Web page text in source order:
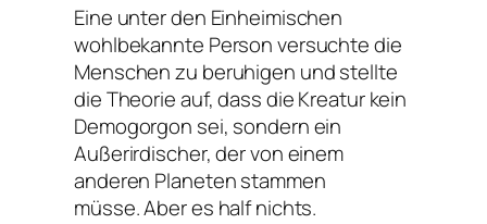
Eine unter den Einheimischen
wohlbekannte Person versuchte die
Menschen zu beruhigen und stellte
die Theorie auf, dass die Kreatur kein
Demogorgon sei, sondern ein
Außerirdischer, der von einem
anderen Planeten stammen
müsse. Aber es half nichts.